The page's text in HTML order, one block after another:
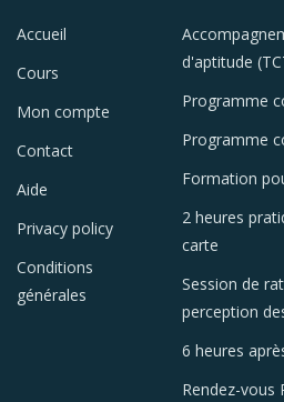
Accueil
Cours
Mon compte
Contact
Aide
Privacy policy
Conditions
générales
d'aptitude
Programme
Programme
Formation
2 heures
carte
Session de
perception
6 heures
Rendez-vous